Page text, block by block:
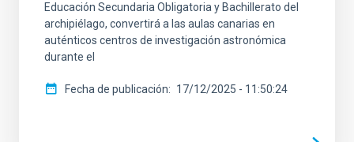
Educación Secundaria Obligatoria y Bachillerato del
archipiélago, convertirá a las aulas canarias en
auténticos centros de investigación astronómica
durante el
Fecha de publicación 17/12/2025 - 11:50:24